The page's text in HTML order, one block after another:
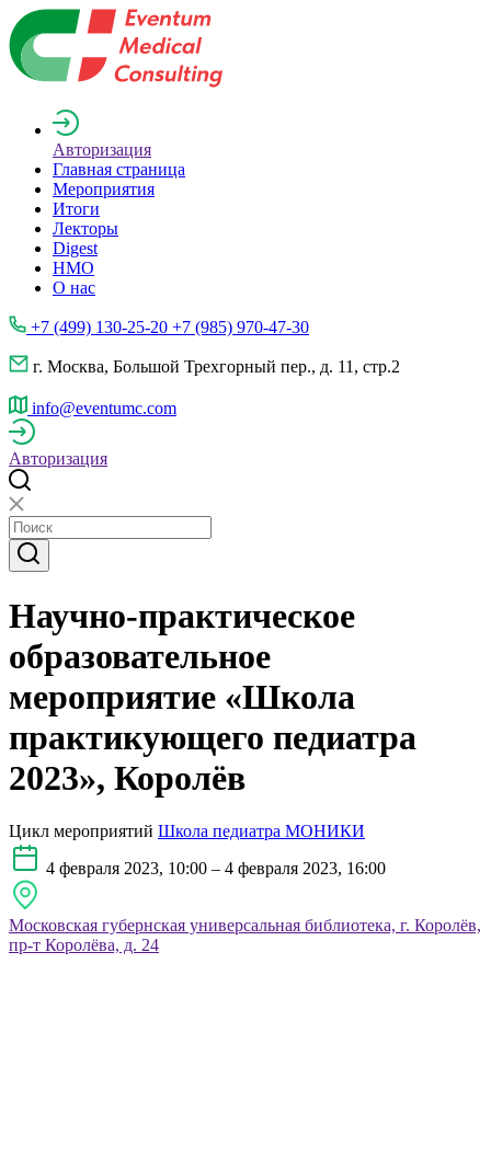
Авторизация
Главная страница
Мероприятия
Итоги
Лекторы
Digest
НМО
О нас
+7 (499) 130-25-20 +7 (985) 970-47-30
г. Москва, Большой Трехгорный пер., д. 11, стр.2
info@eventumc.com
Авторизация
Научно-практическое
образовательное
мероприятие «Школа
практикующего педиатра
2023», Королёв
Цикл мероприятий Школа педиатра МОНИКИ
4 февраля 2023, 10:00 – 4 февраля 2023, 16:00
Московская губернская универсальная библиотека, г. Королёв,
пр-т Королёва, д. 24